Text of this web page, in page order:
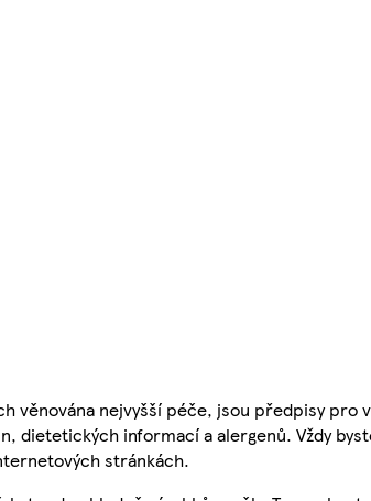
věnována nejvyšší péče, jsou předpisy pro
dietetických informací a alergenů. Vždy
stránkách.